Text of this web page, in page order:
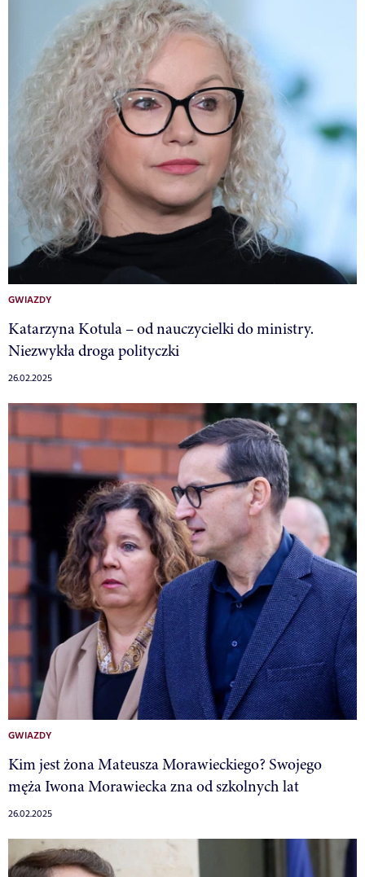
GWIAZDY
Katarzyna Kotula – od nauczycielki do ministry.
Niezwykła droga polityczki
26.02.2025
GWIAZDY
Kim jest żona Mateusza Morawieckiego? Swojego
męża Iwona Morawiecka zna od szkolnych lat
26.02.2025